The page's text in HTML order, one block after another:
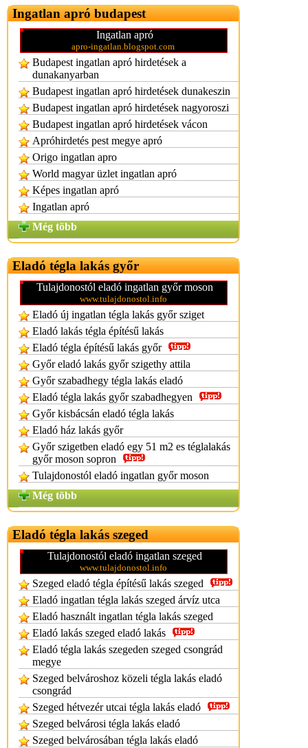
Ingatlan apró budapest
Ingatlan apró
apro-ingatlan.blogspot.com
Budapest ingatlan apró hirdetések a
dunakanyarban
Budapest ingatlan apró hirdetések dunakeszin
Budapest ingatlan apró hirdetések nagyoroszi
Budapest ingatlan apró hirdetések vácon
Apróhirdetés pest megye apró
Origo ingatlan apro
World magyar üzlet ingatlan apró
Képes ingatlan apró
Ingatlan apró
Még több
Eladó tégla lakás győr
Tulajdonostól eladó ingatlan győr moson
www.tulajdonostol.info
Eladó új ingatlan tégla lakás győr sziget
Eladó lakás tégla építésű lakás
Eladó tégla építésű lakás győr
Győr eladó lakás győr szigethy attila
Győr szabadhegy tégla lakás eladó
Eladó tégla lakás győr szabadhegyen
Győr kisbácsán eladó tégla lakás
Eladó ház lakás győr
Győr szigetben eladó egy 51 m2 es téglalakás
győr moson sopron
Tulajdonostól eladó ingatlan győr moson
Még több
Eladó tégla lakás szeged
Tulajdonostól eladó ingatlan szeged
www.tulajdonostol.info
Szeged eladó tégla építésű lakás szeged
Eladó ingatlan tégla lakás szeged árvíz utca
Eladó használt ingatlan tégla lakás szeged
Eladó lakás szeged eladó lakás
Eladó tégla lakás szegeden szeged csongrád
megye
Szeged belvároshoz közeli tégla lakás eladó
csongrád
Szeged hétvezér utcai tégla lakás eladó
Szeged belvárosi tégla lakás eladó
Szeged belvárosában tégla lakás eladó